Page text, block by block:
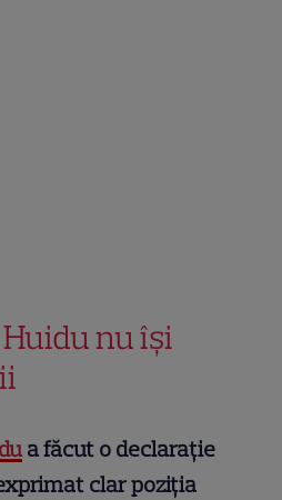
nu își
a făcut o declarație
clar poziția